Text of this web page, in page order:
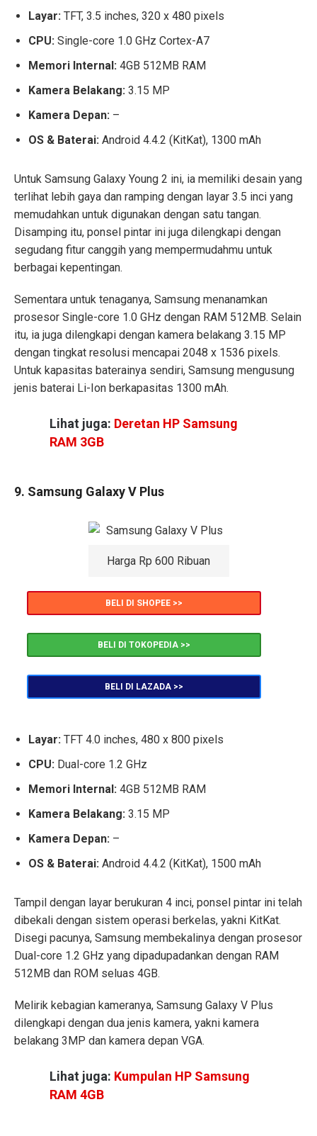
Layar: TFT, 3.5 inches, 320 x 480 pixels
CPU: Single-core 1.0 GHz Cortex-A7
Memori Internal: 4GB 512MB RAM
Kamera Belakang: 3.15 MP
Kamera Depan: –
OS & Baterai: Android 4.4.2 (KitKat), 1300 mAh
Untuk Samsung Galaxy Young 2 ini, ia memiliki desain yang
terlihat lebih gaya dan ramping dengan layar 3.5 inci yang
memudahkan untuk digunakan dengan satu tangan.
Disamping itu, ponsel pintar ini juga dilengkapi dengan
segudang fitur canggih yang mempermudahmu untuk
berbagai kepentingan.
Sementara untuk tenaganya, Samsung menanamkan
prosesor Single-core 1.0 GHz dengan RAM 512MB. Selain
itu, ia juga dilengkapi dengan kamera belakang 3.15 MP
dengan tingkat resolusi mencapai 2048 x 1536 pixels.
Untuk kapasitas baterainya sendiri, Samsung mengusung
jenis baterai Li-Ion berkapasitas 1300 mAh.
Lihat juga: Deretan HP Samsung
RAM 3GB
9. Samsung Galaxy V Plus
Harga Rp 600 Ribuan
BELI DI SHOPEE >>
BELI DI TOKOPEDIA >>
BELI DI LAZADA >>
Layar: TFT 4.0 inches, 480 x 800 pixels
CPU: Dual-core 1.2 GHz
Memori Internal: 4GB 512MB RAM
Kamera Belakang: 3.15 MP
Kamera Depan: –
OS & Baterai: Android 4.4.2 (KitKat), 1500 mAh
Tampil dengan layar berukuran 4 inci, ponsel pintar ini telah
dibekali dengan sistem operasi berkelas, yakni KitKat.
Disegi pacunya, Samsung membekalinya dengan prosesor
Dual-core 1.2 GHz yang dipadupadankan dengan RAM
512MB dan ROM seluas 4GB.
Melirik kebagian kameranya, Samsung Galaxy V Plus
dilengkapi dengan dua jenis kamera, yakni kamera
belakang 3MP dan kamera depan VGA.
Lihat juga: Kumpulan HP Samsung
RAM 4GB